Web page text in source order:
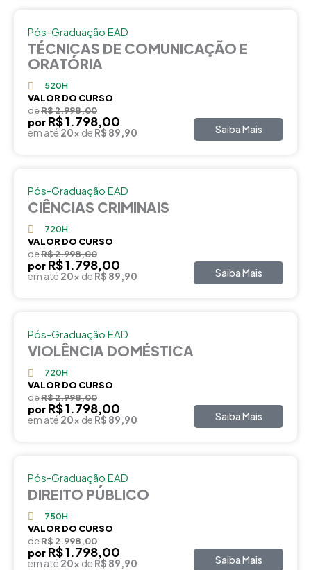
Pós-Graduação EAD
TÉCNICAS DE COMUNICAÇÃO E
ORATÓRIA
520H
VALOR DO CURSO
deR$ 2.998,00
por R$ 1.798,00
em até 20x de R$ 89,90 Saiba Mais
Pós-Graduação EAD
CIÊNCIAS CRIMINAIS
720H
VALOR DO CURSO
deR$ 2.998,00
por R$ 1.798,00
em até 20x de R$ 89,90 Saiba Mais
Pós-Graduação EAD
VIOLÊNCIA DOMÉSTICA
720H
VALOR DO CURSO
deR$ 2.998,00
por R$ 1.798,00
em até 20x de R$ 89,90 Saiba Mais
Pós-Graduação EAD
DIREITO PÚBLICO
750H
VALOR DO CURSO
deR$ 2.998,00
por R$ 1.798,00
em até 20x de R$ 89,90 Saiba Mais